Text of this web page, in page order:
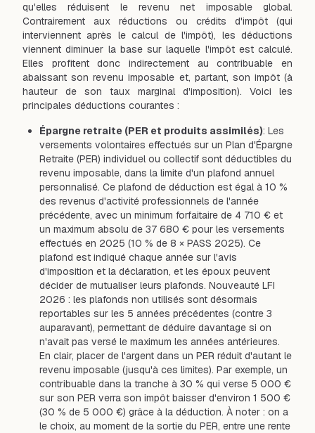
qu'elles réduisent le revenu net imposable global.
Contrairement aux réductions ou crédits d'impôt (qui
interviennent après le calcul de l'impôt), les déductions
viennent diminuer la base sur laquelle l'impôt est calculé.
Elles profitent donc indirectement au contribuable en
abaissant son revenu imposable et, partant, son impôt (à
hauteur de son taux marginal d'imposition). Voici les
principales déductions courantes :
Épargne retraite (PER et produits assimilés): Les
versements volontaires effectués sur un Plan d'Épargne
Retraite (PER) individuel ou collectif sont déductibles du
revenu imposable, dans la limite d'un plafond annuel
personnalisé. Ce plafond de déduction est égal à 10 %
des revenus d'activité professionnels de l'année
précédente, avec un minimum forfaitaire de 4 710 € et
un maximum absolu de 37 680 € pour les versements
effectués en 2025 (10 % de 8 × PASS 2025). Ce
plafond est indiqué chaque année sur l'avis
d'imposition et la déclaration, et les époux peuvent
décider de mutualiser leurs plafonds. Nouveauté LFI
2026 : les plafonds non utilisés sont désormais
reportables sur les 5 années précédentes (contre 3
auparavant), permettant de déduire davantage si on
n'avait pas versé le maximum les années antérieures.
En clair, placer de l'argent dans un PER réduit d'autant le
revenu imposable (jusqu'à ces limites). Par exemple, un
contribuable dans la tranche à 30 % qui verse 5 000 €
sur son PER verra son impôt baisser d'environ 1 500 €
(30 % de 5 000 €) grâce à la déduction. À noter : on a
le choix, au moment de la sortie du PER, entre une rente